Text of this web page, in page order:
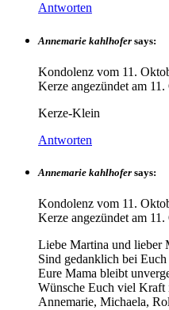
Antworten
Annemarie kahlhofer says:
Kondolenz vom 11.
Kerze angezündet am 11.
Kerze-Klein
Antworten
Annemarie kahlhofer says:
Kondolenz vom 11.
Kerze angezündet am 11.
Liebe Martina und lieber
Sind gedanklich bei Euch
Eure Mama bleibt
Wünsche Euch viel Kraft
Annemarie, Michaela,